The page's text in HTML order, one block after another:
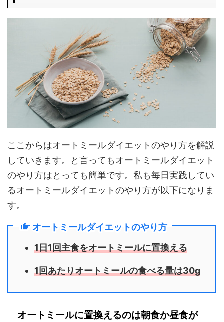
ここからはオートミールダイエットのやり方を解説
していきます。と言ってもオートミールダイエット
のやり方はとっても簡単です。私も毎日実践してい
るオートミールダイエットのやり方が以下になりま
す。
オートミールダイエットのやり方
1日1回主食をオートミールに置換える
1回あたりオートミールの食べる量は30g
オートミールに置換えるのは朝食か昼食が